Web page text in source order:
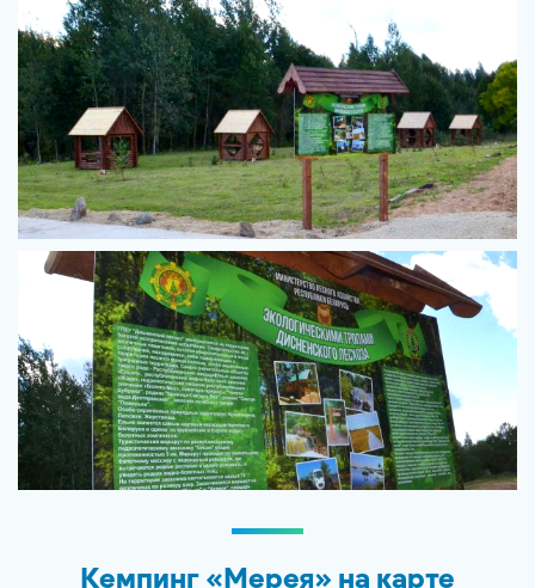
Кемпинг «Мерея» на карте